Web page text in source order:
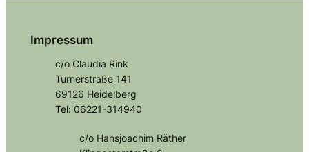
Impressum
c/o Claudia Rink
Turnerstraße 141
69126 Heidelberg
Tel: 06221-314940
c/o Hansjoachim Räther